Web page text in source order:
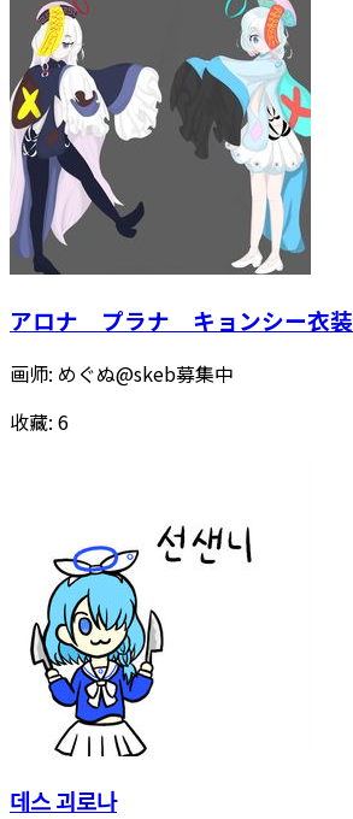
アロナ プラナ キョンシー衣装
画师: めぐぬ@skeb募集中
收藏: 6
데스 괴로나